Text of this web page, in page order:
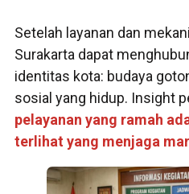
Setelah layanan dan
Surakarta dapat
identitas kota: budaya
sosial yang hidup. Insight
pelayanan yang ramah
terlihat yang menjaga